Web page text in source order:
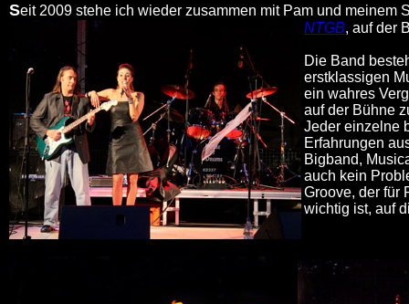
Seit 2009 stehe ich wieder zusammen mit Pam und meinem
NTGB, auf der
Die Band
erstklassigen
ein wahres
auf der Bühne
Jeder einzelne
Erfahrungen
Bigband,
auch kein
Groove, der für
wichtig ist, auf